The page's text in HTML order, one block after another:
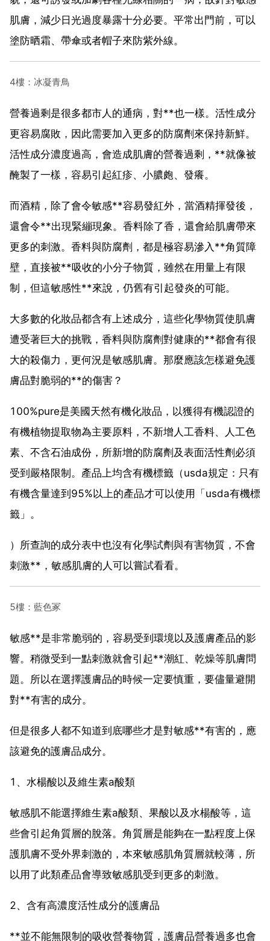
肌膚，減少日光過度暴露十分必要。平常出門前，可以
塗防晒霜、帶傘或者帽子來防紫外線。
4樓：冰凝青鳥
營養過剩是很多都市人的通病，對**也一樣。活性成分
更容易腐敗，因此需要加入更多的防腐劑來保持新鮮。
活性成分濃度過高，會造成肌膚的營養過剩，**就像被
醃製了一樣，容易引起紅疹、小膿皰、發癢。
而酒精，除了會令敏感**容易發紅外，當酒精揮發後，
還會令**出現緊繃現象。香料除了香，還會給肌膚帶來
更多的刺激。香料與防腐劑，都是極容易滲入**角質障
壁，直接被**吸收的小分子物質，雖然在用量上有限
制，但這敏感性**來說，仍舊有引起發炎的可能。
大多數的化妝品都含有上述成分，這些化學物質使肌膚
遭受著巨大的挑戰，香料與防腐劑對健康的**都會有很
大的殺傷力，更何況是敏感肌膚。那麼應該怎樣避免護
膚品對脆弱的**的傷害？
100%pure是美國天然有機化妝品，以獲得有機認證的
有機植物提取物為主要原料，不新增人工香料、人工色
素、不含石油成份，所新增的防腐劑及表面活性劑必須
受到嚴格限制。產品上均含有機標籤（usda規定：只有
有機含量達到95%以上的產品才可以使用「usda有機標
籤」。
）所查詢的成分表中也沒有化學試劑與有害物質，不會
刺激**，敏感肌膚的人可以嘗試看看。
5樓：藍色冢
敏感**是非常脆弱的，容易受到環境以及護膚產品的影
響。稍微受到一點刺激就會引起**潮紅、乾燥等肌膚問
題。所以在選擇護膚品的時候一定要慎重，要儘量避開
對**有害的成分。
但是很多人都不知道到底哪些才是對敏感**有害的，應
該避免的護膚品成分。
1、水楊酸以及維生素a酸類
敏感肌不能選擇維生素a酸類、果酸以及水楊酸等，這
些會引起角質層的脫落。角質層是能夠在一點程度上保
護肌膚不受外界刺激的，本來敏感肌角質層就較薄，所
以用了此類產品會導致敏感肌受到更多的刺激。
2、含有高濃度活性成分的護膚品
**並不能無限制的吸收營養物質，護膚品營養過多也會